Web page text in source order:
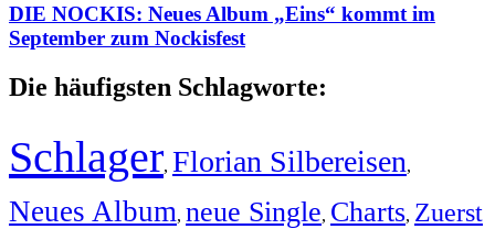
DIE NOCKIS: Neues Album „Eins“ kommt im
September zum Nockisfest
Die häufigsten Schlagworte:
Schlager, Florian Silbereisen,
Neues Album, neue Single, Charts, Zuerst